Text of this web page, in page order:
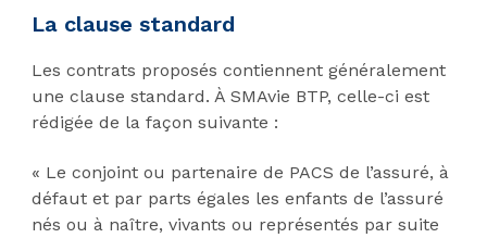
La clause standard
Les contrats proposés contiennent généralement
une clause standard. À SMAvie BTP, celle-ci est
rédigée de la façon suivante :
« Le conjoint ou partenaire de PACS de l’assuré, à
défaut et par parts égales les enfants de l’assuré
nés ou à naître, vivants ou représentés par suite